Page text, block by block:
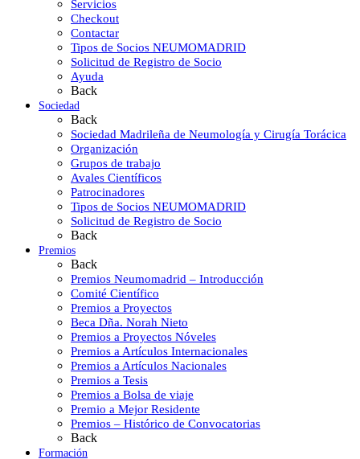
Servicios
Checkout
Contactar
Tipos de Socios NEUMOMADRID
Solicitud de Registro de Socio
Ayuda
Back
Sociedad
Back
Sociedad Madrileña de Neumología y Cirugía Torácica
Organización
Grupos de trabajo
Avales Científicos
Patrocinadores
Tipos de Socios NEUMOMADRID
Solicitud de Registro de Socio
Back
Premios
Back
Premios Neumomadrid – Introducción
Comité Científico
Premios a Proyectos
Beca Dña. Norah Nieto
Premios a Proyectos Nóveles
Premios a Artículos Internacionales
Premios a Artículos Nacionales
Premios a Tesis
Premios a Bolsa de viaje
Premio a Mejor Residente
Premios – Histórico de Convocatorias
Back
Formación